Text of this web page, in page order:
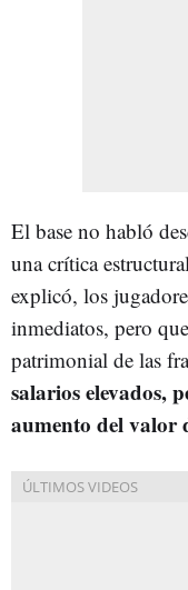
El base no habló
una crítica
explicó, los
inmediatos, pero
patrimonial de las
salarios elevados,
aumento del valor